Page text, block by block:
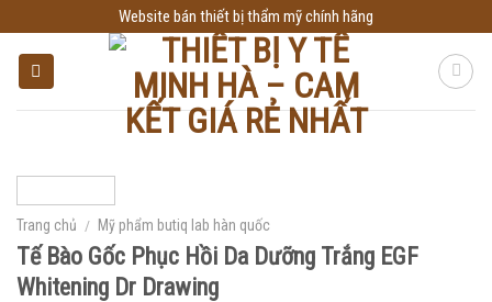
to
content
Website bán thiết bị thẩm mỹ chính hãng
Trang chủ / Mỹ phẩm butiq lab hàn quốc
Tế Bào Gốc Phục Hồi Da Dưỡng Trắng EGF
Whitening Dr Drawing